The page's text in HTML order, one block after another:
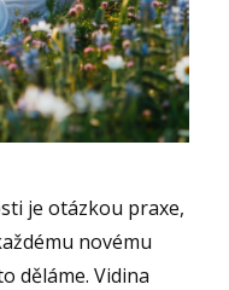
je otázkou praxe,
novému
děláme. Vidina